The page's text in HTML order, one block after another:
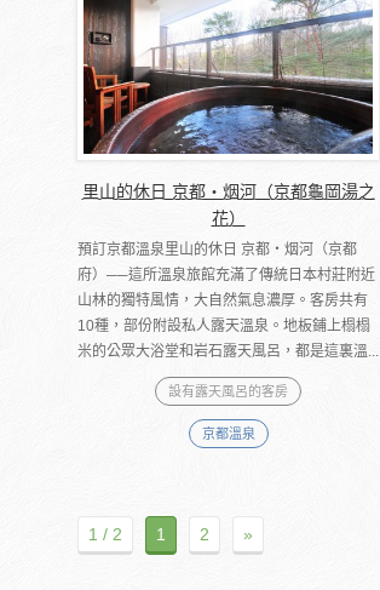
里山的休日 京都・烟河（京都龜岡湯之
花）
預訂京都溫泉里山的休日 京都・烟河（京都
府）──這所溫泉旅館充滿了傳統日本村莊附近
山林的獨特風情，大自然氣息濃厚。客房共有
10種，部份附設私人露天溫泉。地板鋪上榻榻
米的公眾大浴堂和岩石露天風呂，都是這裏溫...
設有露天風呂的客房
京都溫泉
1 / 2 1 2 »